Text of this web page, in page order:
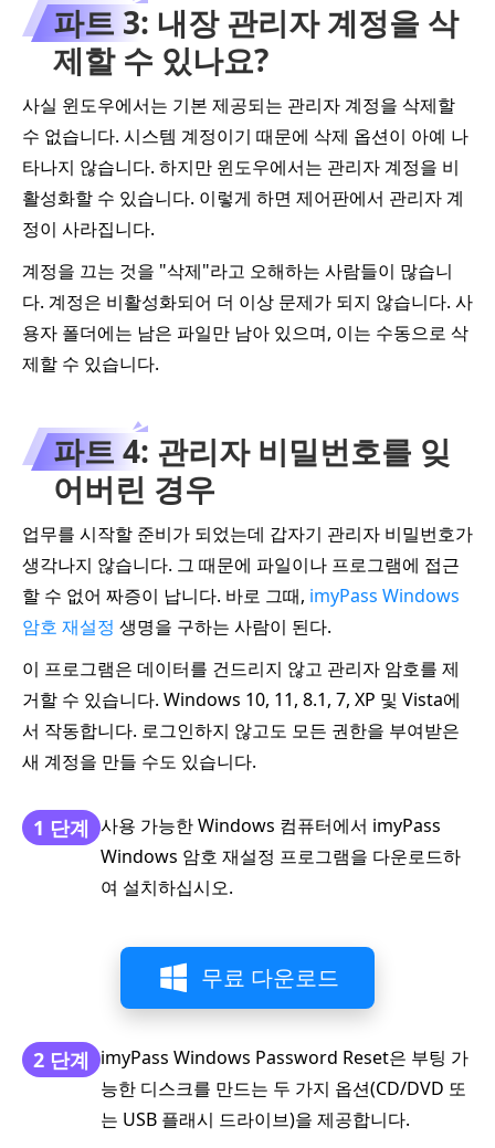
파트 3: 내장 관리자 계정을 삭
제할 수 있나요?
사실 윈도우에서는 기본 제공되는 관리자 계정을 삭제할
수 없습니다. 시스템 계정이기 때문에 삭제 옵션이 아예 나
타나지 않습니다. 하지만 윈도우에서는 관리자 계정을 비
활성화할 수 있습니다. 이렇게 하면 제어판에서 관리자 계
정이 사라집니다.
계정을 끄는 것을 "삭제"라고 오해하는 사람들이 많습니
다. 계정은 비활성화되어 더 이상 문제가 되지 않습니다. 사
용자 폴더에는 남은 파일만 남아 있으며, 이는 수동으로 삭
제할 수 있습니다.
파트 4: 관리자 비밀번호를 잊
어버린 경우
업무를 시작할 준비가 되었는데 갑자기 관리자 비밀번호가
생각나지 않습니다. 그 때문에 파일이나 프로그램에 접근
할 수 없어 짜증이 납니다. 바로 그때, imyPass Windows
암호 재설정 생명을 구하는 사람이 된다.
이 프로그램은 데이터를 건드리지 않고 관리자 암호를 제
거할 수 있습니다. Windows 10, 11, 8.1, 7, XP 및 Vista에
서 작동합니다. 로그인하지 않고도 모든 권한을 부여받은
새 계정을 만들 수도 있습니다.
1 단계 사용 가능한 Windows 컴퓨터에서 imyPass
Windows 암호 재설정 프로그램을 다운로드하
여 설치하십시오.
무료 다운로드
2 단계 imyPass Windows Password Reset은 부팅 가
능한 디스크를 만드는 두 가지 옵션(CD/DVD 또
는 USB 플래시 드라이브)을 제공합니다.